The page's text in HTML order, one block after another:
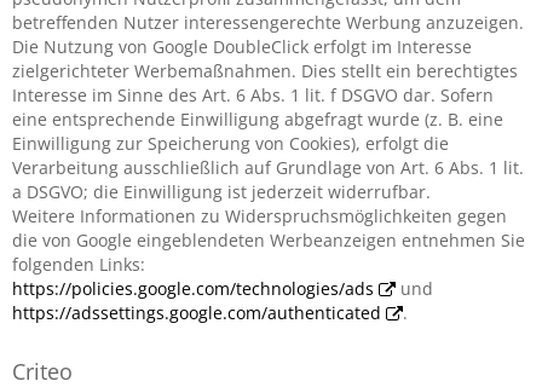
betreffenden Nutzer interessengerechte Werbung anzuzeigen.
Die Nutzung von Google DoubleClick erfolgt im Interesse
zielgerichteter Werbemaßnahmen. Dies stellt ein berechtigtes
Interesse im Sinne des Art. 6 Abs. 1 lit. f DSGVO dar. Sofern
eine entsprechende Einwilligung abgefragt wurde (z. B. eine
Einwilligung zur Speicherung von Cookies), erfolgt die
Verarbeitung ausschließlich auf Grundlage von Art. 6 Abs. 1 lit.
a DSGVO; die Einwilligung ist jederzeit widerrufbar.
Weitere Informationen zu Widerspruchsmöglichkeiten gegen
die von Google eingeblendeten Werbeanzeigen entnehmen Sie
folgenden Links:
https://policies.google.com/technologies/ads
und
https://adssettings.google.com/authenticated
.
Criteo